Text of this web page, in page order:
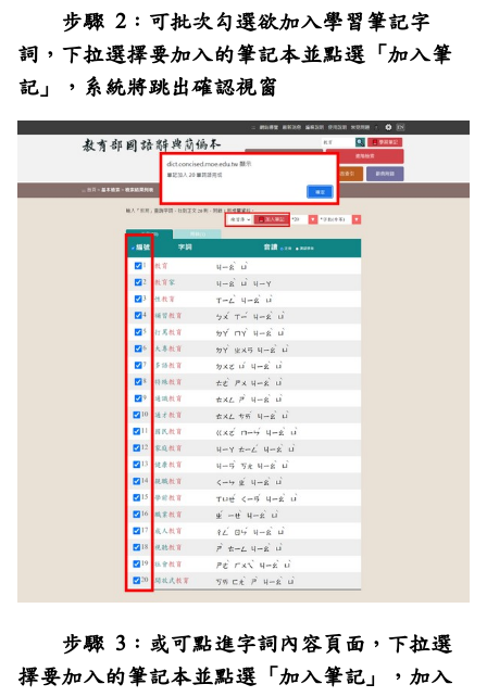
步驟 2：可批次勾選欲加入學習筆記字
詞，下拉選擇要加入的筆記本並點選「加入筆
記」，系統將跳出確認視窗
步驟 3：或可點進字詞內容頁面，下拉選
擇要加入的筆記本並點選「加入筆記」，加入